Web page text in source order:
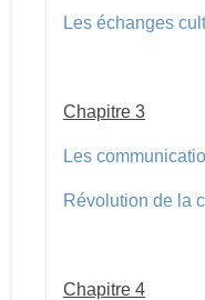
Les échanges
Chapitre 3
Les
Révolution de la
Chapitre 4